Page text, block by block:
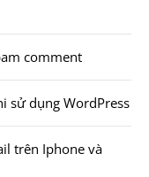
comment
sử dụng WordPress
trên Iphone và